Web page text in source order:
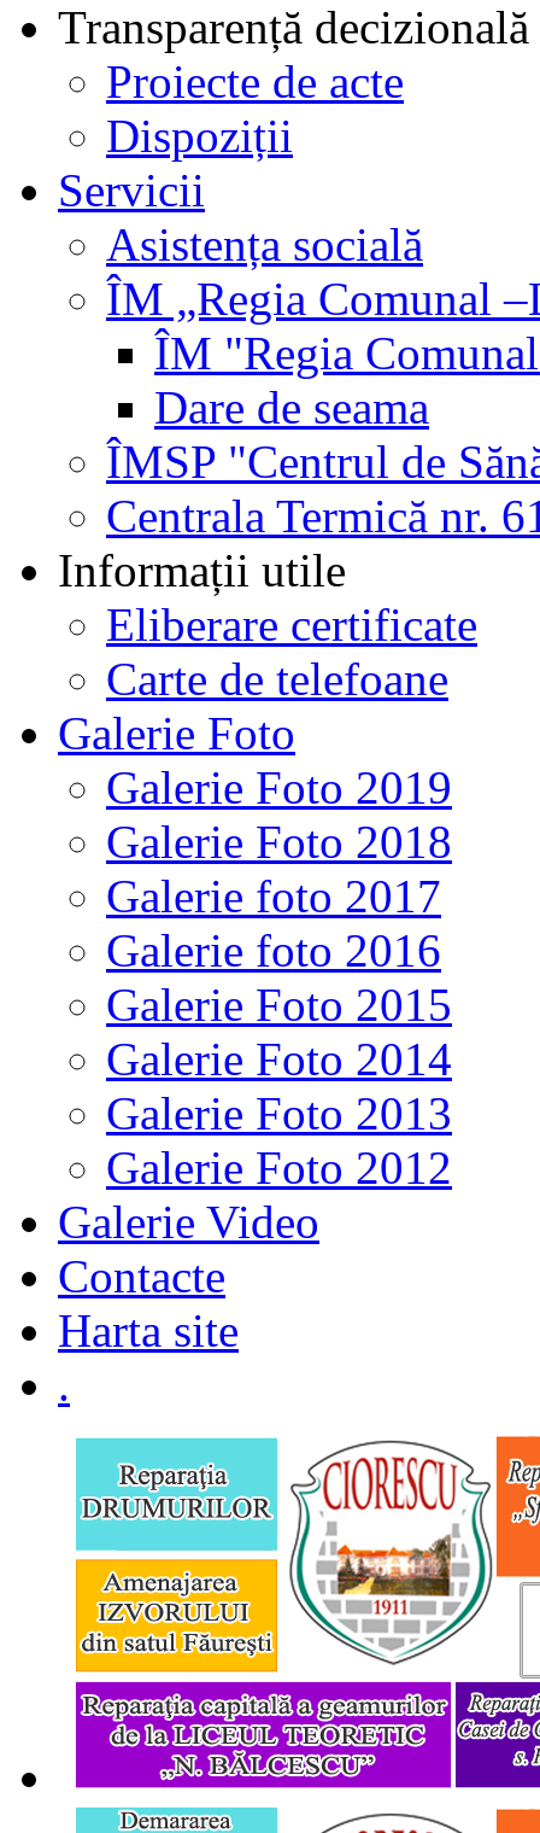
Transparență decizională
Proiecte de acte
Dispoziții
Servicii
Asistența socială
ÎM „Regia Comunal
ÎM "Regia
Dare de seama
ÎMSP "Centrul de
Centrala Termică nr.
Informații utile
Eliberare certificate
Carte de telefoane
Galerie Foto
Galerie Foto 2019
Galerie Foto 2018
Galerie foto 2017
Galerie foto 2016
Galerie Foto 2015
Galerie Foto 2014
Galerie Foto 2013
Galerie Foto 2012
Galerie Video
Contacte
Harta site
.